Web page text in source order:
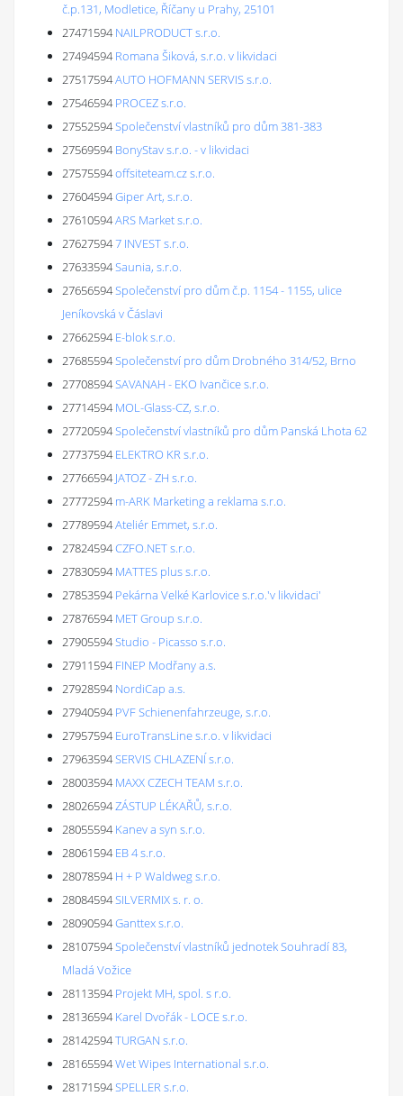
č.p.131, Modletice, Říčany u Prahy, 25101
27471594 NAILPRODUCT s.r.o.
27494594 Romana Šiková, s.r.o. v likvidaci
27517594AUTO HOFMANN SERVIS s.r.o.
27546594 PROCEZ s.r.o.
27552594Společenství vlastníků pro dům 381-383
27569594 BonyStav s.r.o. - v likvidaci
27575594offsiteteam.cz s.r.o.
27604594Giper Art, s.r.o.
27610594ARS Market s.r.o.
276275947 INVEST s.r.o.
27633594Saunia, s.r.o.
27656594Společenství pro dům č.p. 1154 - 1155, ulice
Jeníkovská v Čáslavi
27662594 E-blok s.r.o.
27685594Společenství pro dům Drobného 314/52, Brno
27708594SAVANAH - EKO Ivančice s.r.o.
27714594 MOL-Glass-CZ, s.r.o.
27720594Společenství vlastníků pro dům Panská Lhota 62
27737594 ELEKTRO KR s.r.o.
27766594 JATOZ - ZH s.r.o.
27772594 m-ARK Marketing a reklama s.r.o.
27789594Ateliér Emmet, s.r.o.
27824594CZFO.NET s.r.o.
27830594 MATTES plus s.r.o.
27853594 Pekárna Velké Karlovice s.r.o.'v likvidaci'
27876594 MET Group s.r.o.
27905594Studio - Picasso s.r.o.
27911594 FINEP Modřany a.s.
27928594 NordiCap a.s.
27940594 PVF Schienenfahrzeuge, s.r.o.
27957594 EuroTransLine s.r.o. v likvidaci
27963594SERVIS CHLAZENÍ s.r.o.
28003594 MAXX CZECH TEAM s.r.o.
28026594ZÁSTUP LÉKAŘŮ, s.r.o.
28055594 Kanev a syn s.r.o.
28061594 EB 4 s.r.o.
28078594 H + P Waldweg s.r.o.
28084594SILVERMIX s. r. o.
28090594Ganttex s.r.o.
28107594Společenství vlastníků jednotek Souhradí 83,
Mladá Vožice
28113594 Projekt MH, spol. s r.o.
28136594 Karel Dvořák - LOCE s.r.o.
28142594TURGAN s.r.o.
28165594Wet Wipes International s.r.o.
28171594SPELLER s.r.o.